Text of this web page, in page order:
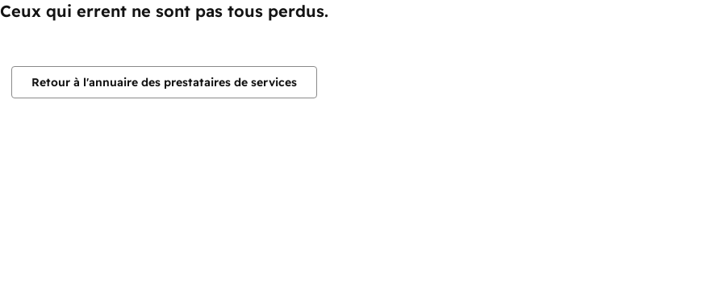
Ceux qui errent ne sont pas tous perdus.
Retour à l'annuaire des prestataires de services